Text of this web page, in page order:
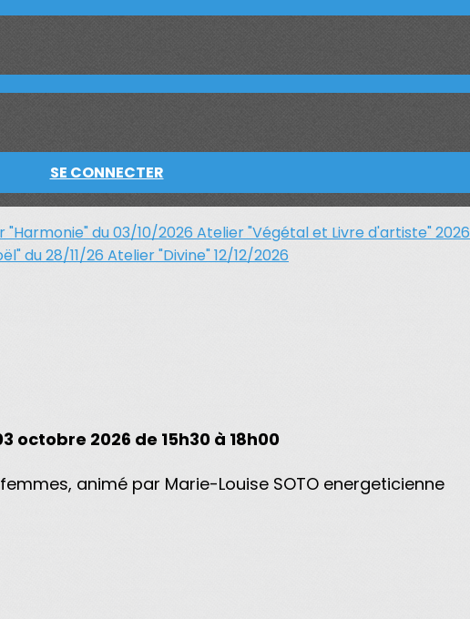
SE CONNECTER
"Harmonie" du 03/10/2026 Atelier "Végétal et Livre d'artiste" 2026
du 28/11/26 Atelier "Divine" 12/12/2026
octobre 2026 de 15h30 à 18h00
animé par Marie-Louise SOTO energeticienne